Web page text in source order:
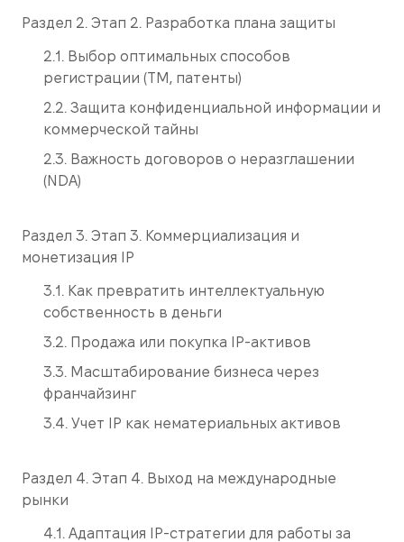
Раздел 2. Этап 2. Разработка плана защиты
2.1. Выбор оптимальных способов
регистрации (ТМ, патенты)
2.2. Защита конфиденциальной информации и
коммерческой тайны
2.3. Важность договоров о неразглашении
(NDA)
Раздел 3. Этап 3. Коммерциализация и
монетизация IP
3.1. Как превратить интеллектуальную
собственность в деньги
3.2. Продажа или покупка IP-активов
3.3. Масштабирование бизнеса через
франчайзинг
3.4. Учет IP как нематериальных активов
Раздел 4. Этап 4. Выход на международные
рынки
4.1. Адаптация IP-стратегии для работы за